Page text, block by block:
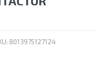
8013975127124